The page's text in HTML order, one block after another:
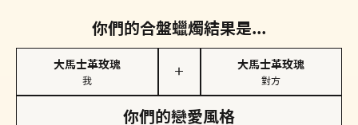
你們的合盤蠟燭結果是...
大馬士革玫瑰
我
＋
大馬士革玫瑰
對方
你們的戀愛風格